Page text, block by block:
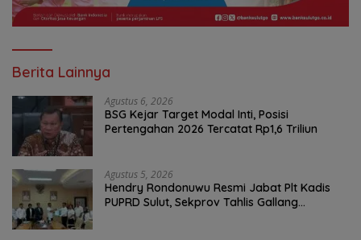
Berita Lainnya
Agustus 6, 2026
BSG Kejar Target Modal Inti, Posisi
Pertengahan 2026 Tercatat Rp1,6 Triliun
Agustus 5, 2026
Hendry Rondonuwu Resmi Jabat Plt Kadis
PUPRD Sulut, Sekprov Tahlis Gallang